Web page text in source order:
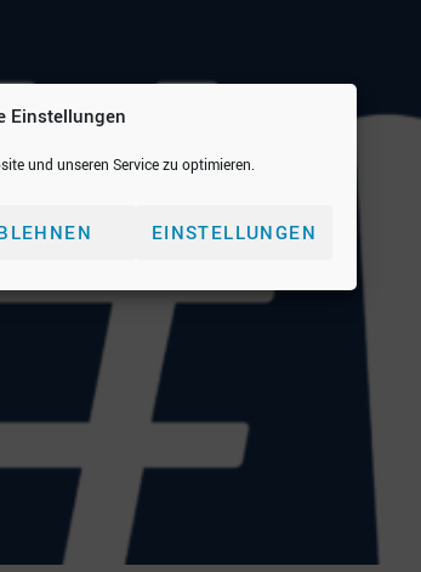
Einstellungen
und unseren Service zu optimieren.
EINSTELLUNGEN